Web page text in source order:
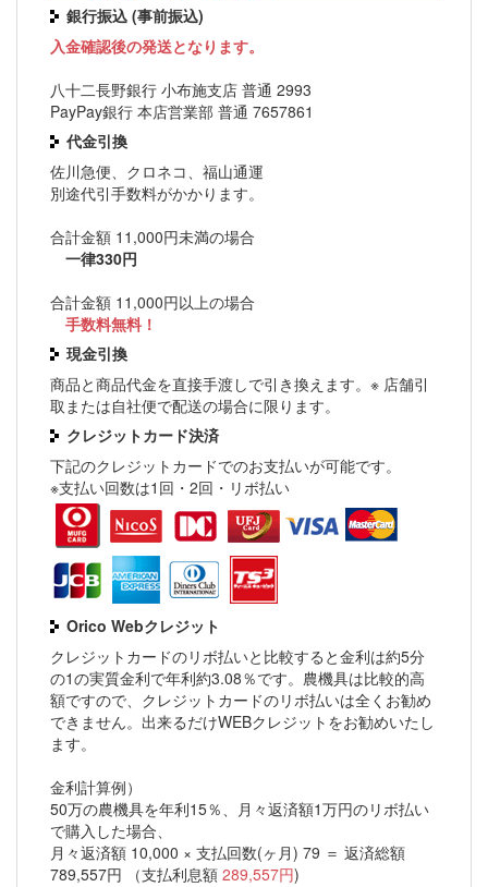
銀行振込 (事前振込)
入金確認後の発送となります。
八十二長野銀行 小布施支店 普通 2993
PayPay銀行 本店営業部 普通 7657861
代金引換
佐川急便、クロネコ、福山通運
別途代引手数料がかかります。
合計金額 11,000円未満の場合
一律330円
合計金額 11,000円以上の場合
手数料無料！
現金引換
商品と商品代金を直接手渡しで引き換えます。※ 店舗引
取または自社便で配送の場合に限ります。
クレジットカード決済
下記のクレジットカードでのお支払いが可能です。
※支払い回数は1回・2回・リボ払い
Orico Webクレジット
クレジットカードのリボ払いと比較すると金利は約5分
の1の実質金利で年利約3.08％です。農機具は比較的高
額ですので、クレジットカードのリボ払いは全くお勧め
できません。出来るだけWEBクレジットをお勧めいたし
ます。
金利計算例）
50万の農機具を年利15％、月々返済額1万円のリボ払い
で購入した場合、
月々返済額 10,000 × 支払回数(ヶ月) 79 ＝ 返済総額
789,557円 （支払利息額 289,557円)